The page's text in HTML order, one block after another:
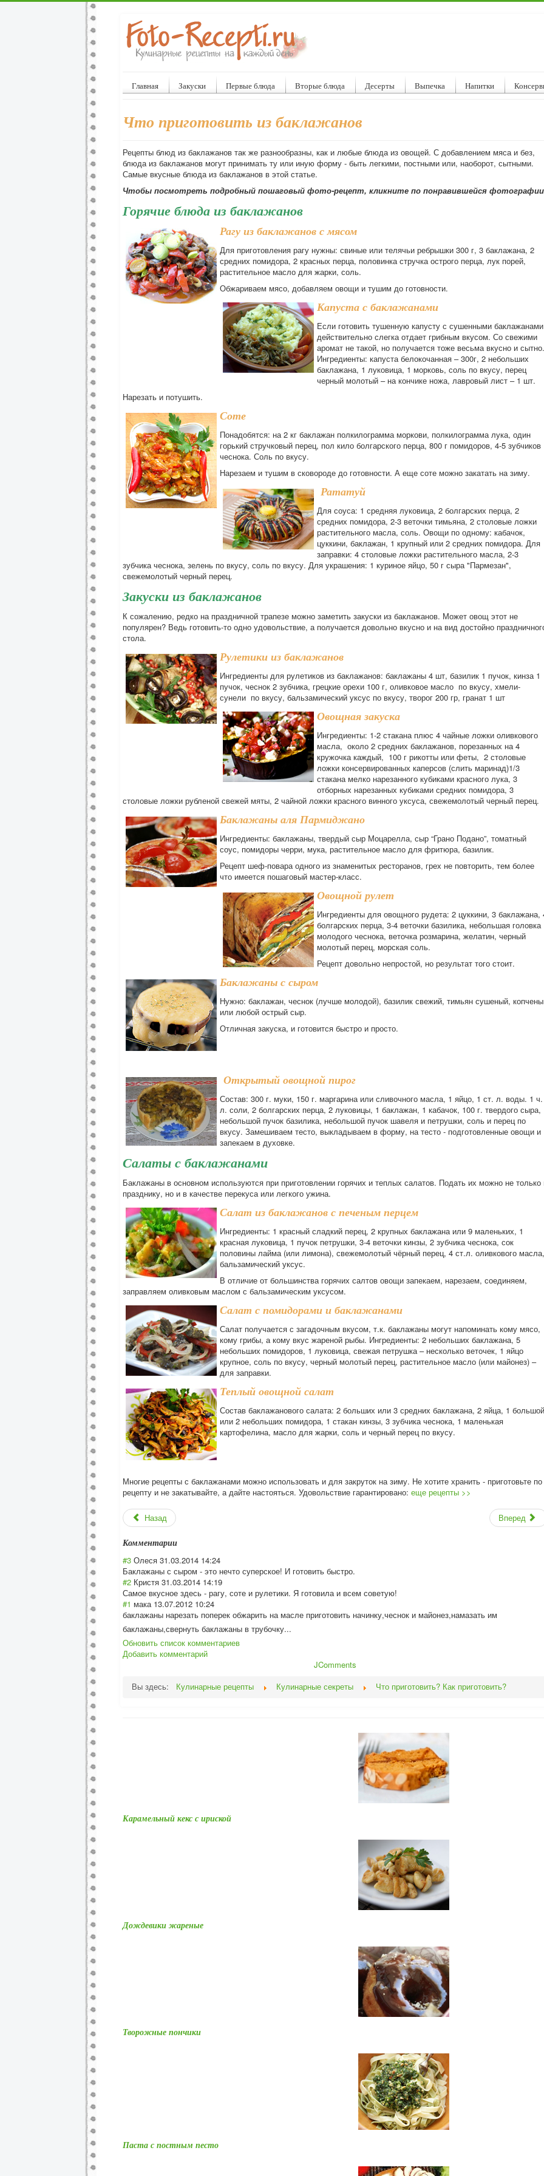
Главная Закуски Первые блюда Вторые блюда Десерты Выпечка Напитки
Что приготовить из баклажанов
Рецепты блюд из баклажанов так же разнообразны, как и любые блюда из овощей. С добавлением мяса и без,
блюда из баклажанов могут принимать ту или иную форму - быть легкими, постными или, наоборот, сытными.
Самые вкусные блюда из баклажанов в этой статье.
Чтобы посмотреть подробный пошаговый фото-рецепт, кликните по понравившейся
Горячие блюда из баклажанов
Рагу из баклажанов с мясом
Для приготовления рагу нужны: свиные или телячьи ребрышки 300 г, 3 баклажана, 2
средних помидора, 2 красных перца, половинка стручка острого перца, лук порей,
растительное масло для жарки, соль.
Обжариваем мясо, добавляем овощи и тушим до готовности.
Капуста с баклажанами
Если готовить тушенную капусту с сушенными
действительно слегка отдает грибным вкусом. Со свежими
аромат не такой, но получается тоже весьма вкусно и сытно.
Ингредиенты: капуста белокочанная – 300г, 2 небольших
баклажана, 1 луковица, 1 морковь, соль по вкусу, перец
черный молотый – на кончике ножа, лавровый лист – 1 шт.
Нарезать и потушить.
Соте
Понадобятся: на 2 кг баклажан полкилограмма моркови, полкилограмма лука, один
горький стручковый перец, пол кило болгарского перца, 800 г помидоров, 4-5 зубчиков
чеснока. Соль по вкусу.
Нарезаем и тушим в сковороде до готовности. А еще соте можно закатать на зиму.
Рататуй
Для соуса: 1 средняя луковица, 2 болгарских перца, 2
средних помидора, 2-3 веточки тимьяна, 2 столовые ложки
растительного масла, соль. Овощи по одному: кабачок,
цуккини, баклажан, 1 крупный или 2 средних помидора. Для
заправки: 4 столовые ложки растительного масла, 2-3
зубчика чеснока, зелень по вкусу, соль по вкусу. Для украшения: 1 куриное яйцо, 50 г сыра "Пармезан",
свежемолотый черный перец.
Закуски из баклажанов
К сожалению, редко на праздничной трапезе можно заметить закуски из баклажанов. Может овощ этот не
популярен? Ведь готовить-то одно удовольствие, а получается довольно вкусно и на вид достойно
стола.
Рулетики из баклажанов
Ингредиенты для рулетиков из баклажанов: баклажаны 4 шт, базилик 1 пучок, кинза 1
пучок, чеснок 2 зубчика, грецкие орехи 100 г, оливковое масло по вкусу, хмели-
сунели по вкусу, бальзамический уксус по вкусу, творог 200 гр, гранат 1 шт
Овощная закуска
Ингредиенты: 1-2 стакана плюс 4 чайные ложки оливкового
масла, около 2 средних баклажанов, порезанных на 4
кружочка каждый, 100 г рикотты или феты, 2 столовые
ложки консервированных каперсов (слить маринад)1/3
стакана мелко нарезанного кубиками красного лука, 3
отборных нарезанных кубиками средних помидора, 3
столовые ложки рубленой свежей мяты, 2 чайной ложки красного винного уксуса, свежемолотый черный перец.
Баклажаны аля Пармиджано
Ингредиенты: баклажаны, твердый сыр Моцарелла, сыр “Грано Подано”, томатный
соус, помидоры черри, мука, растительное масло для фритюра, базилик.
Рецепт шеф-повара одного из знаменитых ресторанов, грех не повторить, тем более
что имеется пошаговый мастер-класс.
Овощной рулет
Ингредиенты для овощного рудета: 2 цуккини, 3 баклажана,
болгарских перца, 3-4 веточки базилика, небольшая головка
молодого чеснока, веточка розмарина, желатин, черный
молотый перец, морская соль.
Рецепт довольно непростой, но результат того стоит.
Баклажаны с сыром
Нужно: баклажан, чеснок (лучше молодой), базилик свежий, тимьян сушеный,
или любой острый сыр.
Отличная закуска, и готовится быстро и просто.
Открытый овощной пирог
Состав: 300 г. муки, 150 г. маргарина или сливочного масла, 1 яйцо, 1 ст. л. воды. 1 ч.
л. соли, 2 болгарских перца, 2 луковицы, 1 баклажан, 1 кабачок, 100 г. твердого сыра,
небольшой пучок базилика, небольшой пучок шавеля и петрушки, соль и перец по
вкусу. Замешиваем тесто, выкладываем в форму, на тесто - подготовленные овощи и
запекаем в духовке.
Салаты с баклажанами
Баклажаны в основном используются при приготовлении горячих и теплых салатов. Подать их можно не только
празднику, но и в качестве перекуса или легкого ужина.
Салат из баклажанов с печеным перцем
Ингредиенты: 1 красный сладкий перец, 2 крупных баклажана или 9 маленьких, 1
красная луковица, 1 пучок петрушки, 3-4 веточки кинзы, 2 зубчика чеснока, сок
половины лайма (или лимона), свежемолотый чёрный перец, 4 ст.л. оливкового масла,
бальзамический уксус.
В отличие от большинства горячих салтов овощи запекаем, нарезаем, соединяем,
заправляем оливковым маслом с бальзамическим уксусом.
Салат с помидорами и баклажанами
Салат получается с загадочным вкусом, т.к. баклажаны могут напоминать кому мясо,
кому грибы, а кому вкус жареной рыбы. Ингредиенты: 2 небольших баклажана, 5
небольших помидоров, 1 луковица, свежая петрушка – несколько веточек, 1 яйцо
крупное, соль по вкусу, черный молотый перец, растительное масло (или майонез) –
для заправки.
Теплый овощной салат
Состав баклажанового салата: 2 больших или 3 средних баклажана, 2 яйца, 1 большой
или 2 небольших помидора, 1 стакан кинзы, 3 зубчика чеснока, 1 маленькая
картофелина, масло для жарки, соль и черный перец по вкусу.
Многие рецепты с баклажанами можно использовать и для закруток на зиму. Не хотите хранить - приготовьте по
рецепту и не закатывайте, а дайте настояться. Удовольствие гарантировано: еще рецепты >>
Назад Вперед
Комментарии
#3 Олеся 31.03.2014 14:24
Баклажаны с сыром - это нечто суперское! И готовить быстро.
#2 Кристя 31.03.2014 14:19
Самое вкусное здесь - рагу, соте и рулетики. Я готовила и всем советую!
#1 мака 13.07.2012 10:24
баклажаны нарезать поперек обжарить на масле приготовить начинку,чеснок и майонез,намазать им
баклажаны,свернуть баклажаны в трубочку...
Обновить список комментариев
Добавить комментарий
JComments
Вы здесь:
Кулинарные рецепты Кулинарные секреты Что приготовить? Как приготовить?
Карамельный кекс с ириской
Дождевики жареные
Творожные пончики
Паста с постным песто